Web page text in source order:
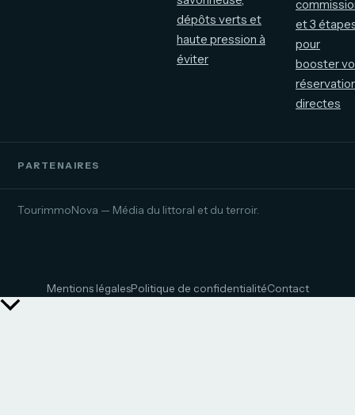
dépôts verts et
haute pression à
éviter
et 3
pour
booster
directes
PARTENAIRES
TourimmoNova — Média du littoral et du terroir.
Mentions légalesPolitique de confidentialitéContact